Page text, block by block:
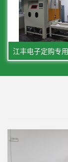
江丰电子定购专